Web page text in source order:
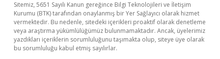
Sitemiz, 5651 Sayılı Kanun gereğince Bilgi Teknolojileri ve İletişim
Kurumu (BTK) tarafından onaylanmış bir Yer Sağlayıcı olarak hizmet
vermektedir. Bu nedenle, sitedeki içerikleri proaktif olarak denetleme
veya araştırma yükümlülüğümüz bulunmamaktadır. Ancak, üyelerimiz
yazdıkları içeriklerin sorumluluğunu taşımakta olup, siteye üye olarak
bu sorumluluğu kabul etmiş sayılırlar.